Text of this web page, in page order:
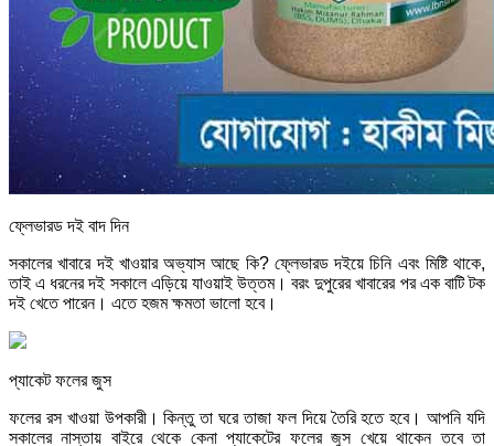
ফ্লেভারড দই বাদ দিন
সকালের খাবারে দই খাওয়ার অভ্যাস আছে কি? ফ্লেভারড দইয়ে চিনি এবং মিষ্টি থাকে,
তাই এ ধরনের দই সকালে এড়িয়ে যাওয়াই উত্তম। বরং দুপুরের খাবারের পর এক বাটি টক
দই খেতে পারেন। এতে হজম ক্ষমতা ভালো হবে।
​প্যাকেট ফলের জুস
ফলের রস খাওয়া উপকারী। কিন্তু তা ঘরে তাজা ফল দিয়ে তৈরি হতে হবে। আপনি যদি
সকালের নাস্তায় বাইরে থেকে কেনা প্যাকেটের ফলের জুস খেয়ে থাকেন তবে তা